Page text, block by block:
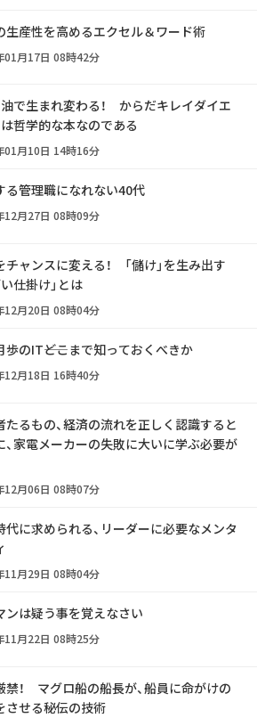
生産性を高めるエクセル＆ワード術
01月17日 08時42分
油で生まれ変わる！ からだキレイダイエ
は哲学的な本なのである
01月10日 14時16分
る管理職になれない40代
12月27日 08時09分
チャンスに変える！ 「儲け」を生み出す
い仕掛け」とは
12月20日 08時04分
歩のIT――どこまで知っておくべきか
12月18日 16時40分
たるもの、経済の流れを正しく認識すると
、家電メーカーの失敗に大いに学ぶ必要が
12月06日 08時07分
代に求められる、リーダーに必要なメンタ
11月29日 08時04分
ンは疑う事を覚えなさい
11月22日 08時25分
禁！ マグロ船の船長が、船員に命がけの
させる秘伝の技術